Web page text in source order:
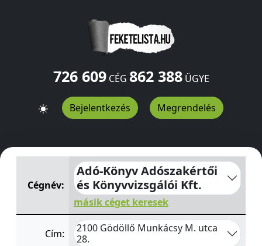
726 609CÉG 862 388ÜGYE
Bejelentkezés Megrendelés
Adó-Könyv Adószakértői és Könyvvizsgálói Kft.
Cégnév:
Adó-Könyv Adószakértői
és Könyvvizsgálói Kft.
másik céget keresek
Cím:
2100 Gödöllő Munkácsy M. utca
28.